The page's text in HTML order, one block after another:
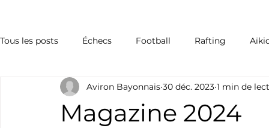
Tous les posts Échecs Football Rafting
Omnisports Partenariat Pelote Pentathlon
Magazine 2024
Aviron Bayonnais 30 déc. 2023 1 min de